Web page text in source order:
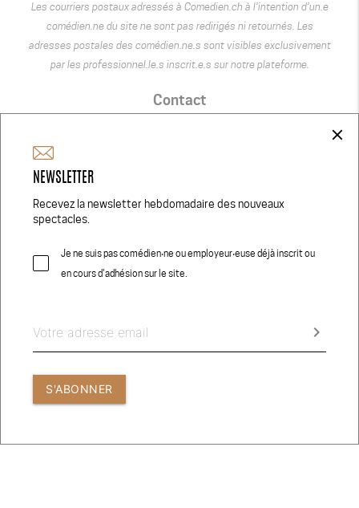
Les courriers postaux adressés à Comedien.ch à l’intention d’un.e
comédien.ne du site ne sont pas redirigés ni retournés. Les
adresses postales des comédien.ne.s sont visibles exclusivement
par les professionnel.le.s inscrit.e.s sur notre plateforme.
Contact
close
NEWSLETTER
Recevez la newsletter hebdomadaire des nouveaux
spectacles.
Je ne suis pas comédien‧ne ou employeur‧euse déjà inscrit ou
en cours d'adhésion sur le site.
keyboard_arrow_right
S'ABONNER